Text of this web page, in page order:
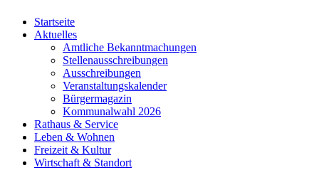
Startseite
Aktuelles
Amtliche Bekanntmachungen
Stellenausschreibungen
Ausschreibungen
Veranstaltungskalender
Bürgermagazin
Kommunalwahl 2026
Rathaus & Service
Leben & Wohnen
Freizeit & Kultur
Wirtschaft & Standort